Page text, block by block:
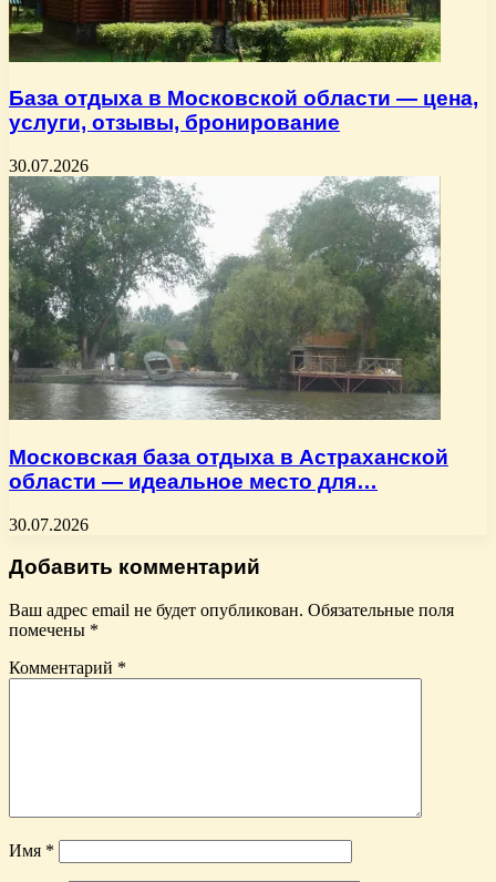
База отдыха в Московской области — цена,
услуги, отзывы, бронирование
30.07.2026
Московская база отдыха в Астраханской
области — идеальное место для…
30.07.2026
Добавить комментарий
Ваш адрес email не будет опубликован. Обязательные поля
помечены *
Комментарий *
Имя *